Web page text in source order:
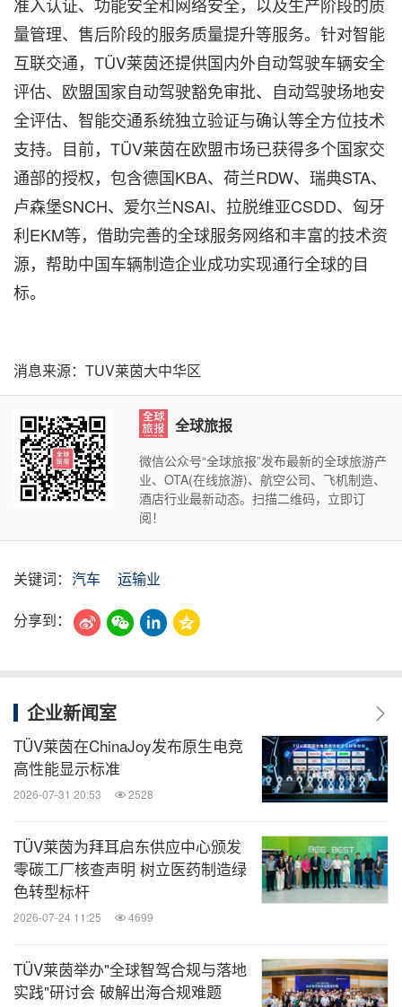
量管理、售后阶段的服务质量提升等服务。针对智能
互联交通，TÜV莱茵还提供国内外自动驾驶车辆安全
评估、欧盟国家自动驾驶豁免审批、自动驾驶场地安
全评估、智能交通系统独立验证与确认等全方位技术
支持。目前，TÜV莱茵在欧盟市场已获得多个国家交
通部的授权，包含德国KBA、荷兰RDW、瑞典STA、
卢森堡SNCH、爱尔兰NSAI、拉脱维亚CSDD、匈牙
利EKM等，借助完善的全球服务网络和丰富的技术资
源，帮助中国车辆制造企业成功实现通行全球的目
标。
消息来源：TUV莱茵大中华区
全球旅报
微信公众号“全球旅报”发布最新的全球旅游产
业、OTA(在线旅游)、航空公司、飞机制造、
酒店行业最新动态。扫描二维码，立即订
阅！
关键词： 汽车
运输业
分享到：
企业新闻室
TÜV莱茵在ChinaJoy发布原生电竞
高性能显示标准
2026-07-31 20:53 2528
TÜV莱茵为拜耳启东供应中心颁发
零碳工厂核查声明 树立医药制造绿
色转型标杆
2026-07-24 11:25 4699
TÜV莱茵举办"全球智驾合规与落地
实践"研讨会 破解出海合规难题